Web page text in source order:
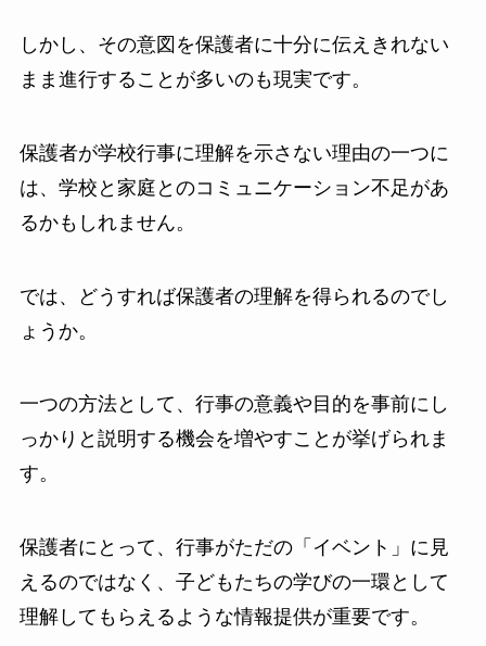
しかし、その意図を保護者に十分に伝えきれない
まま進行することが多いのも現実です。
保護者が学校行事に理解を示さない理由の一つに
は、学校と家庭とのコミュニケーション不足があ
るかもしれません。
では、どうすれば保護者の理解を得られるのでし
ょうか。
一つの方法として、行事の意義や目的を事前にし
っかりと説明する機会を増やすことが挙げられま
す。
保護者にとって、行事がただの「イベント」に見
えるのではなく、子どもたちの学びの一環として
理解してもらえるような情報提供が重要です。